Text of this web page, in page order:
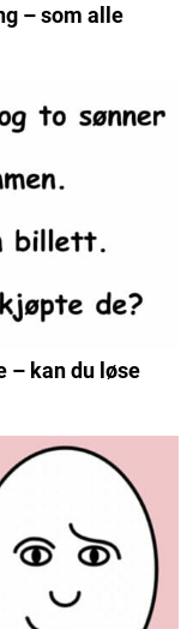
– som alle
– kan du løse